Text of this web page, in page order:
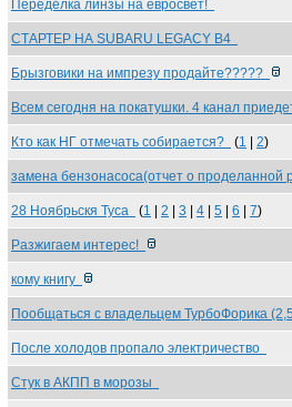
Переделка линзы на евросвет!
СТАРТЕР НА SUBARU LEGACY B4
Брызговики на импрезу продайте?????
Всем сегодня на покатушки. 4 канал
Кто как НГ отмечать собирается? (1 2)
замена бензонасоса(отчет о проделанной
28 Ноябрьскя Туса (1 2 3 4 5 6 7)
Разжигаем интерес!
кому книгу
Пообщаться с владельцем ТурбоФорика
После холодов пропало электричество
Стук в АКПП в морозы